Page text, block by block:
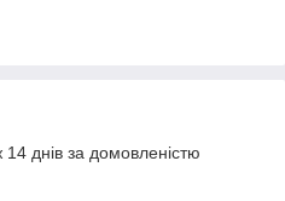
днів за домовленістю